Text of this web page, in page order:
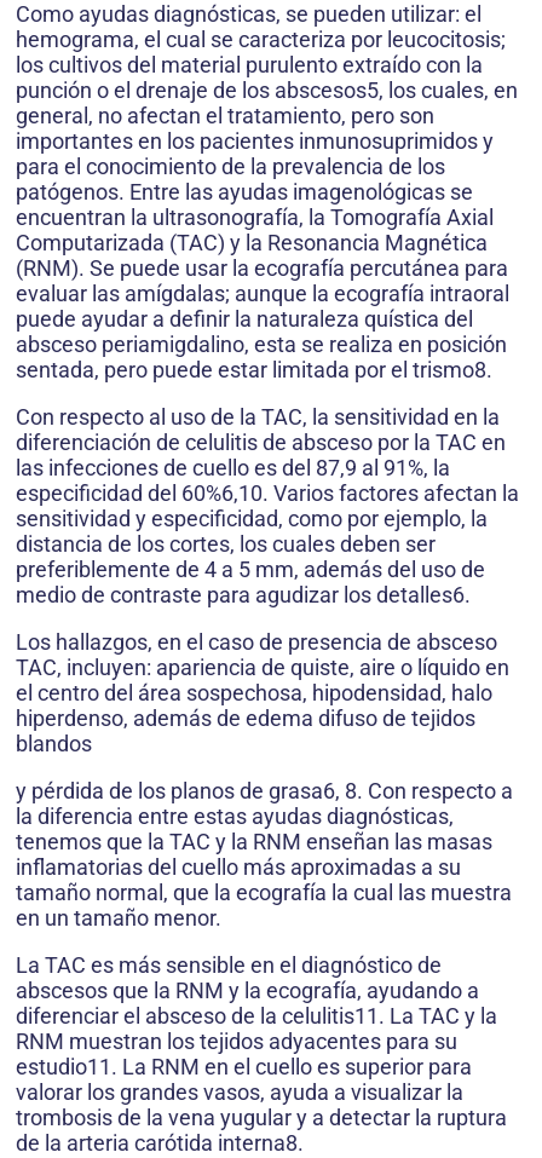
Como ayudas diagnósticas, se pueden utilizar: el
hemograma, el cual se caracteriza por leucocitosis;
los cultivos del material purulento extraído con la
punción o el drenaje de los abscesos5, los cuales, en
general, no afectan el tratamiento, pero son
importantes en los pacientes inmunosuprimidos y
para el conocimiento de la prevalencia de los
patógenos. Entre las ayudas imagenológicas se
encuentran la ultrasonografía, la Tomografía Axial
Computarizada (TAC) y la Resonancia Magnética
(RNM). Se puede usar la ecografía percutánea para
evaluar las amígdalas; aunque la ecografía intraoral
puede ayudar a definir la naturaleza quística del
absceso periamigdalino, esta se realiza en posición
sentada, pero puede estar limitada por el trismo8.
Con respecto al uso de la TAC, la sensitividad en la
diferenciación de celulitis de absceso por la TAC en
las infecciones de cuello es del 87,9 al 91%, la
especificidad del 60%6,10. Varios factores afectan la
sensitividad y especificidad, como por ejemplo, la
distancia de los cortes, los cuales deben ser
preferiblemente de 4 a 5 mm, además del uso de
medio de contraste para agudizar los detalles6.
Los hallazgos, en el caso de presencia de absceso
TAC, incluyen: apariencia de quiste, aire o líquido en
el centro del área sospechosa, hipodensidad, halo
hiperdenso, además de edema difuso de tejidos
blandos
y pérdida de los planos de grasa6, 8. Con respecto a
la diferencia entre estas ayudas diagnósticas,
tenemos que la TAC y la RNM enseñan las masas
inflamatorias del cuello más aproximadas a su
tamaño normal, que la ecografía la cual las muestra
en un tamaño menor.
La TAC es más sensible en el diagnóstico de
abscesos que la RNM y la ecografía, ayudando a
diferenciar el absceso de la celulitis11. La TAC y la
RNM muestran los tejidos adyacentes para su
estudio11. La RNM en el cuello es superior para
valorar los grandes vasos, ayuda a visualizar la
trombosis de la vena yugular y a detectar la ruptura
de la arteria carótida interna8.